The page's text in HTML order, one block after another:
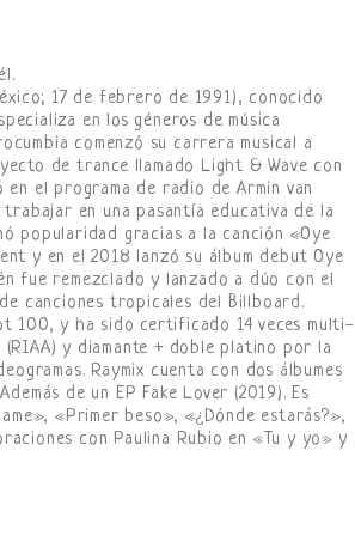
17 de febrero de 1991), conocido
en los géneros de música
comenzó su carrera musical a
de trance llamado Light & Wave con
el programa de radio de Armin van
en una pasantía educativa de la
popularidad gracias a la canción «Oye
y en el 2018 lanzó su álbum debut Oye
fue remezclado y lanzado a dúo con el
canciones tropicales del Billboard.
100, y ha sido certificado 14 veces multi-
y diamante + doble platino por la
Raymix cuenta con dos álbumes
de un EP Fake Lover (2019). Es
«Primer beso», «¿Dónde estarás?»,
con Paulina Rubio en «Tu y yo» y